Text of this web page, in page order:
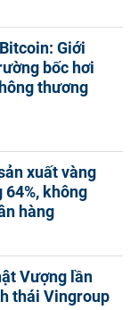
Giới
bốc hơi
thương
xuất vàng
không
hàng
Vượng lần
thái Vingroup